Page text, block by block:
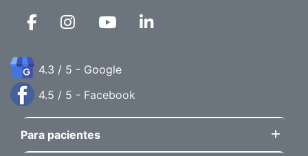
4.3 / 5 - Google
4.5 / 5 - Facebook
Para pacientes